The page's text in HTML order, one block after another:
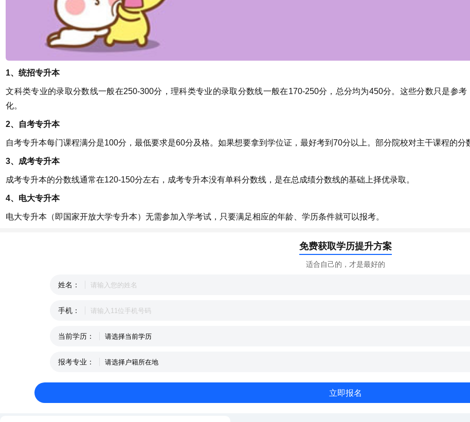
1、统招专升本
文科类专业的录取分数线一般在250-300分，理科类专业的录取分数线一般在170-250分，总分均为450分。这些分数只是参
化。
2、自考专升本
自考专升本每门课程满分是100分，最低要求是60分及格。如果想要拿到学位证，最好考到70分以上。部分院校对主干课程的分
3、成考专升本
成考专升本的分数线通常在120-150分左右，成考专升本没有单科分数线，是在总成绩分数线的基础上择优录取。
4、电大专升本
电大专升本（即国家开放大学专升本）无需参加入学考试，只要满足相应的年龄、学历条件就可以报考。
免费获取学历提升方案
适合自己的，才是最好的
姓名：
手机：
当前学历：
报考专业：